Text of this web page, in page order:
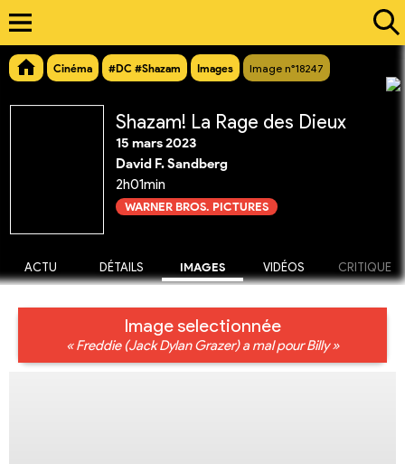
Cinéma #DC #Shazam Images Image n°18247
Shazam! La Rage des Dieux
15 mars 2023
David F. Sandberg
2h01min
WARNER BROS. PICTURES
ACTU DÉTAILS IMAGES VIDÉOS CRITIQUE
Image selectionnée
« Freddie (Jack Dylan Grazer) a mal pour Billy »